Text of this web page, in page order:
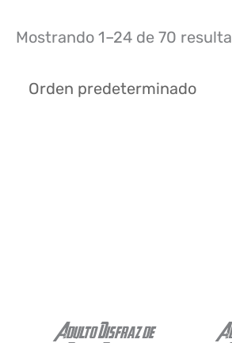
Mostrando 1–24 de 70
Adulto Disfraz de